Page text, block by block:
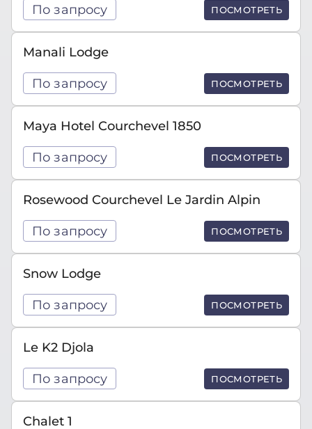
По запросу ПОСМОТРЕТЬ
Manali Lodge
По запросу ПОСМОТРЕТЬ
Maya Hotel Courchevel 1850
По запросу ПОСМОТРЕТЬ
Rosewood Courchevel Le Jardin Alpin
По запросу ПОСМОТРЕТЬ
Snow Lodge
По запросу ПОСМОТРЕТЬ
Le K2 Djola
По запросу ПОСМОТРЕТЬ
Chalet 1